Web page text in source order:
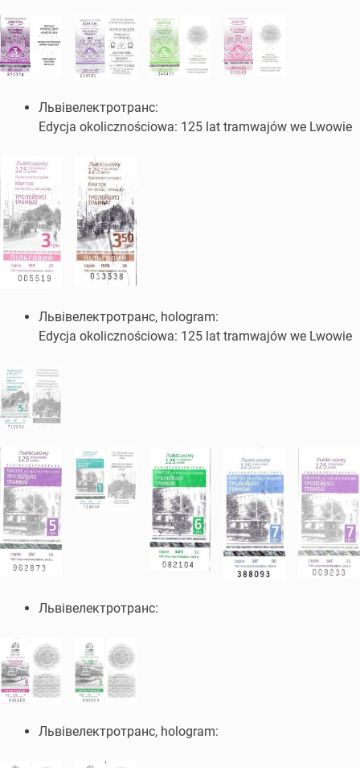
Львівелектротранс:
Edycja okolicznościowa: 125 lat tramwajów we Lwowie
Львівелектротранс, hologram:
Edycja okolicznościowa: 125 lat tramwajów we Lwowie
Львівелектротранс:
Львівелектротранс, hologram: